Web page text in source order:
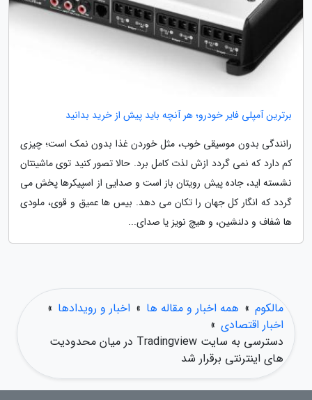
برترین آمپلی فایر خودرو؛ هر آنچه باید پیش از خرید بدانید
رانندگی بدون موسیقی خوب، مثل خوردن غذا بدون نمک است؛ چیزی
کم دارد که نمی گردد ازش لذت کامل برد. حالا تصور کنید توی ماشینتان
نشسته اید، جاده پیش رویتان باز است و صدایی از اسپیکرها پخش می
گردد که انگار کل جهان را تکان می دهد. بیس ها عمیق و قوی، ملودی
ها شفاف و دلنشین، و هیچ نویز یا صدای...
مالکوم » همه اخبار و مقاله ها » اخبار و رویدادها »
اخبار اقتصادی »
دسترسی به سایت Tradingview در میان محدودیت
های اینترنتی برقرار شد